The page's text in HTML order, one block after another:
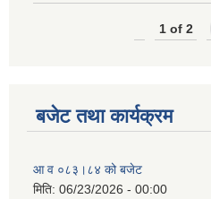
1 of 2
बजेट तथा कार्यक्रम
आ व ०८३।८४ को बजेट
मिति: 06/23/2026 - 00:00